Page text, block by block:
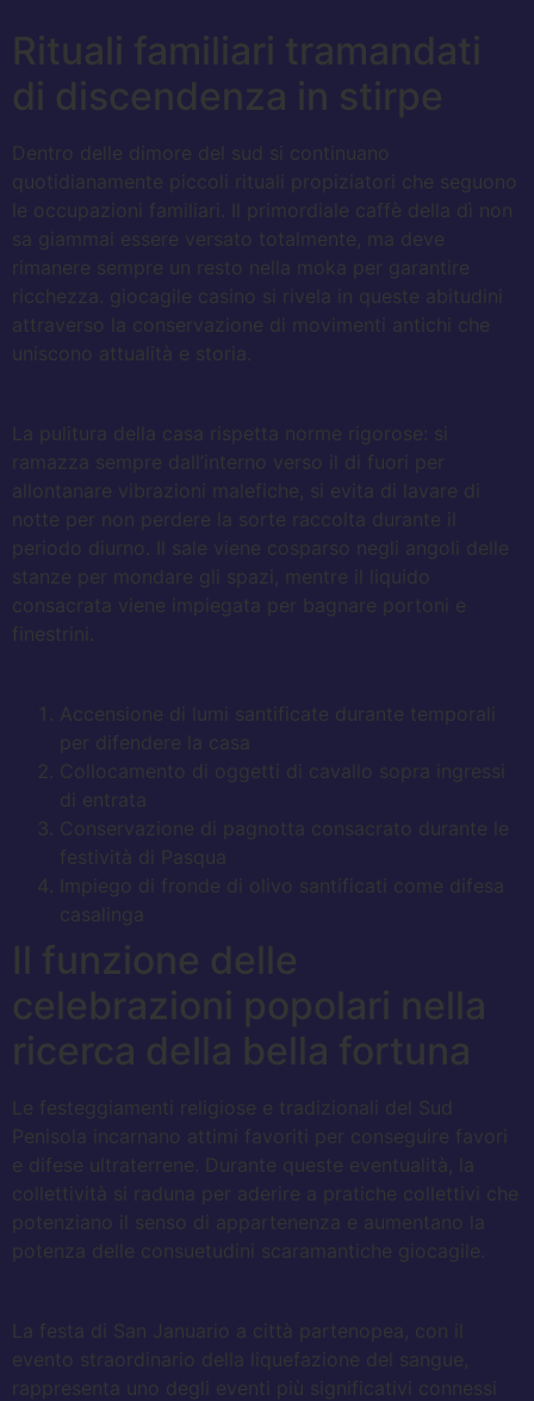
Rituali familiari tramandati
di discendenza in stirpe
Dentro delle dimore del sud si continuano
quotidianamente piccoli rituali propiziatori che seguono
le occupazioni familiari. Il primordiale caffè della dì non
sa giammai essere versato totalmente, ma deve
rimanere sempre un resto nella moka per garantire
ricchezza. giocagile casino si rivela in queste abitudini
attraverso la conservazione di movimenti antichi che
uniscono attualità e storia.
La pulitura della casa rispetta norme rigorose: si
ramazza sempre dall’interno verso il di fuori per
allontanare vibrazioni malefiche, si evita di lavare di
notte per non perdere la sorte raccolta durante il
periodo diurno. Il sale viene cosparso negli angoli delle
stanze per mondare gli spazi, mentre il liquido
consacrata viene impiegata per bagnare portoni e
finestrini.
Accensione di lumi santificate durante temporali
per difendere la casa
Collocamento di oggetti di cavallo sopra ingressi
di entrata
Conservazione di pagnotta consacrato durante le
festività di Pasqua
Impiego di fronde di olivo santificati come difesa
casalinga
Il funzione delle
celebrazioni popolari nella
ricerca della bella fortuna
Le festeggiamenti religiose e tradizionali del Sud
Penisola incarnano attimi favoriti per conseguire favori
e difese ultraterrene. Durante queste eventualità, la
collettività si raduna per aderire a pratiche collettivi che
potenziano il senso di appartenenza e aumentano la
potenza delle consuetudini scaramantiche giocagile.
La festa di San Januario a città partenopea, con il
evento straordinario della liquefazione del sangue,
rappresenta uno degli eventi più significativi connessi